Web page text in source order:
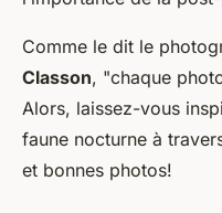
Comme le dit le
Classon, "chaque
Alors, laissez-vous
faune nocturne à
et bonnes photos!